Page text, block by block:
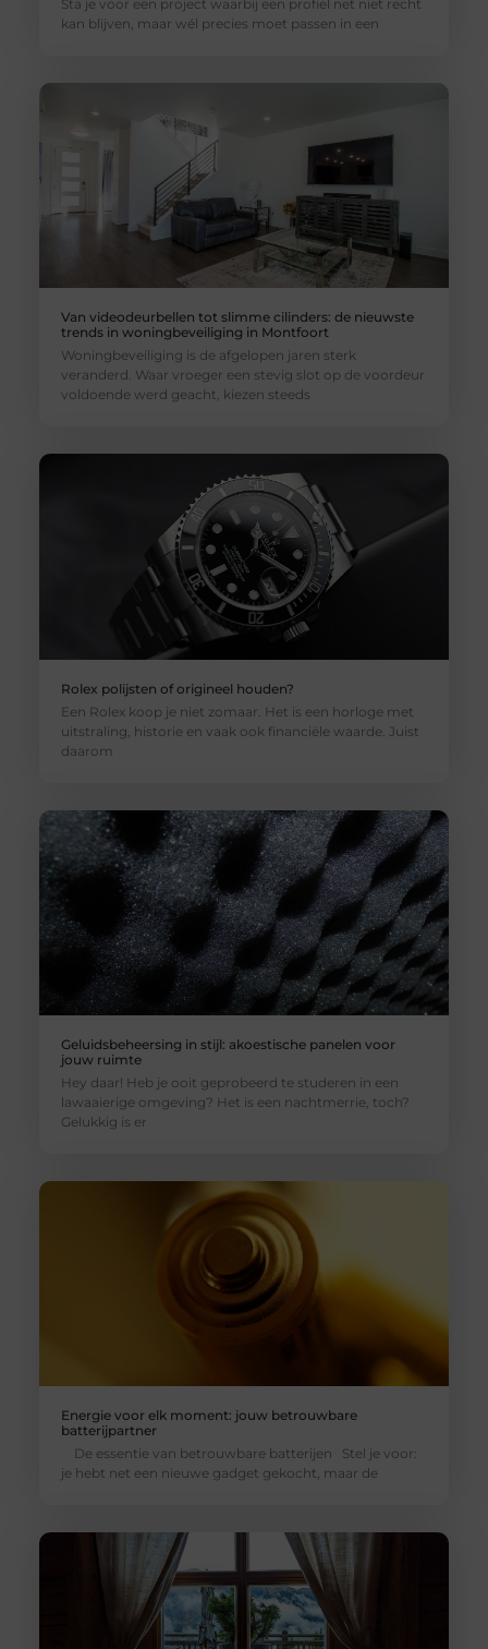
Sta je voor een project waarbij een profiel net niet recht
kan blijven, maar wél precies moet passen in een
Van videodeurbellen tot slimme cilinders: de nieuwste
trends in woningbeveiliging in Montfoort
Woningbeveiliging is de afgelopen jaren sterk
veranderd. Waar vroeger een stevig slot op de voordeur
voldoende werd geacht, kiezen steeds
Rolex polijsten of origineel houden?
Een Rolex koop je niet zomaar. Het is een horloge met
uitstraling, historie en vaak ook financiële waarde. Juist
daarom
Geluidsbeheersing in stijl: akoestische panelen voor
jouw ruimte
Hey daar! Heb je ooit geprobeerd te studeren in een
lawaaierige omgeving? Het is een nachtmerrie, toch?
Gelukkig is er
Energie voor elk moment: jouw betrouwbare
batterijpartner
De essentie van betrouwbare batterijen Stel je voor:
je hebt net een nieuwe gadget gekocht, maar de